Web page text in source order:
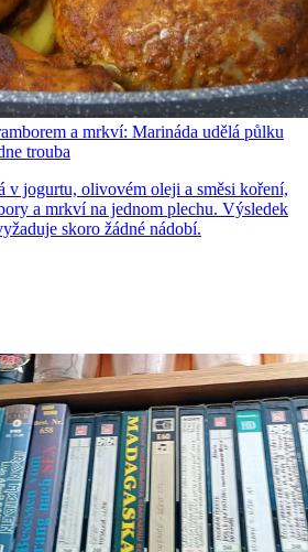
a mrkví: Marináda udělá půlku
trouba
v jogurtu, olivovém oleji a směsi koření,
a mrkví na jednom plechu. Výsledek
skoro žádné nádobí.